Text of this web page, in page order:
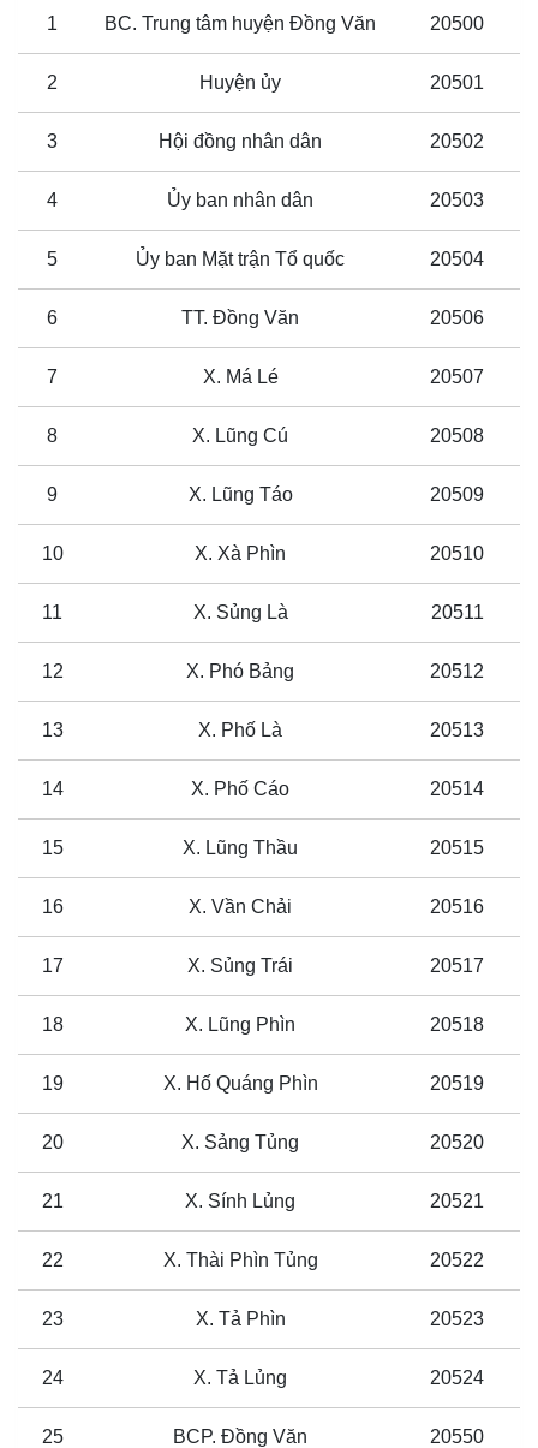
1 BC. Trung tâm huyện Đồng Văn 20500
2 Huyện ủy 20501
3 Hội đồng nhân dân 20502
4 Ủy ban nhân dân 20503
5 Ủy ban Mặt trận Tổ quốc 20504
6 TT. Đồng Văn 20506
7 X. Má Lé 20507
8 X. Lũng Cú 20508
9 X. Lũng Táo 20509
10 X. Xà Phìn 20510
11 X. Sủng Là 20511
12 X. Phó Bảng 20512
13 X. Phố Là 20513
14 X. Phố Cáo 20514
15 X. Lũng Thầu 20515
16 X. Vần Chải 20516
17 X. Sủng Trái 20517
18 X. Lũng Phìn 20518
19 X. Hố Quáng Phìn 20519
20 X. Sảng Tủng 20520
21 X. Sính Lủng 20521
22 X. Thài Phìn Tủng 20522
23 X. Tả Phìn 20523
24 X. Tả Lủng 20524
25 BCP. Đồng Văn 20550